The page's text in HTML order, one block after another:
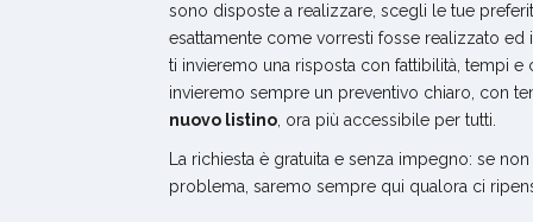
sono disposte a realizzare, scegli le tue
esattamente come vorresti fosse realizzato ed
ti invieremo una risposta con fattibilità, tempi e
invieremo sempre un preventivo chiaro, con
nuovo listino , ora più accessibile per tutti.
La richiesta è gratuita e senza impegno: se
problema, saremo sempre qui qualora ci